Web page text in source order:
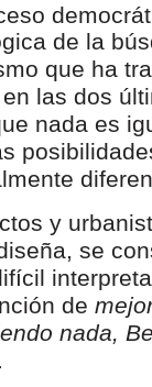
de la
que ha
las dos
nada es
y
se
de
nada,